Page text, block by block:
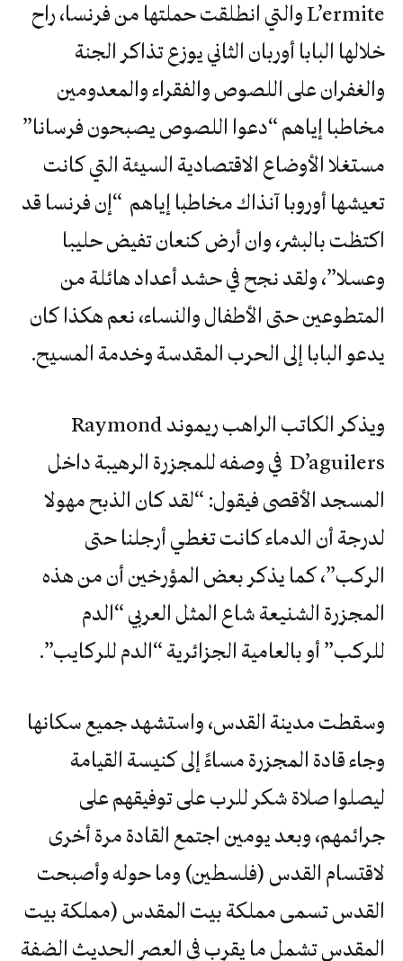
L’ermite والتي انطلقت حملتها من فرنسا، راح
خلالها البابا أوربان الثاني يوزع تذاكر الجنة
والغفران على اللصوص والفقراء والمعدومين
مخاطبا إياهم “دعوا اللصوص يصبحون فرسانا”
مستغلا الأوضاع الاقتصادية السيئة التي كانت
تعيشها أوروبا آنذاك مخاطبا إياهم “إن فرنسا قد
اكتظت بالبشر، وان أرض كنعان تفيض حليبا
وعسلا”، ولقد نجح في حشد أعداد هائلة من
المتطوعين حتى الأطفال والنساء، نعم هكذا كان
يدعو البابا إلى الحرب المقدسة وخدمة المسيح.
ويذكر الكاتب الراهب ريموند Raymond
D’aguilers في وصفه للمجزرة الرهيبة داخل
المسجد الأقصى فيقول: “لقد كان الذبح مهولا
لدرجة أن الدماء كانت تغطي أرجلنا حتى
الركب”، كما يذكر بعض المؤرخين أن من هذه
المجزرة الشنيعة شاع المثل العربي “الدم
للركب” أو بالعامية الجزائرية “الدم للركايب”.
وسقطت مدينة القدس، واستشهد جميع سكانها
وجاء قادة المجزرة مساءً إلى كنيسة القيامة
ليصلوا صلاة شكر للرب على توفيقهم على
جرائمهم، وبعد يومين اجتمع القادة مرة أخرى
لاقتسام القدس (فلسطين) وما حوله وأصبحت
القدس تسمى مملكة بيت المقدس (مملكة بيت
المقدس تشمل ما يقرب في العصر الحديث الضفة